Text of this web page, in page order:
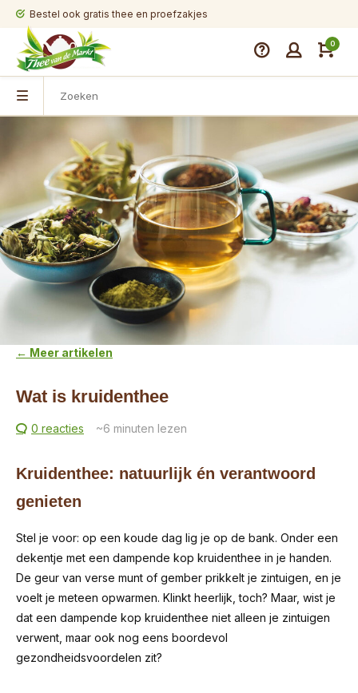
Bestel ook gratis thee en proefzakjes
0
← Meer artikelen
Wat is kruidenthee
0 reacties ~6 minuten lezen
Kruidenthee: natuurlijk én verantwoord
genieten
Stel je voor: op een koude dag lig je op de bank. Onder een
dekentje met een dampende kop kruidenthee in je handen.
De geur van verse munt of gember prikkelt je zintuigen, en je
voelt je meteen opwarmen. Klinkt heerlijk, toch? Maar, wist je
dat een dampende kop kruidenthee niet alleen je zintuigen
verwent, maar ook nog eens boordevol
gezondheidsvoordelen zit?